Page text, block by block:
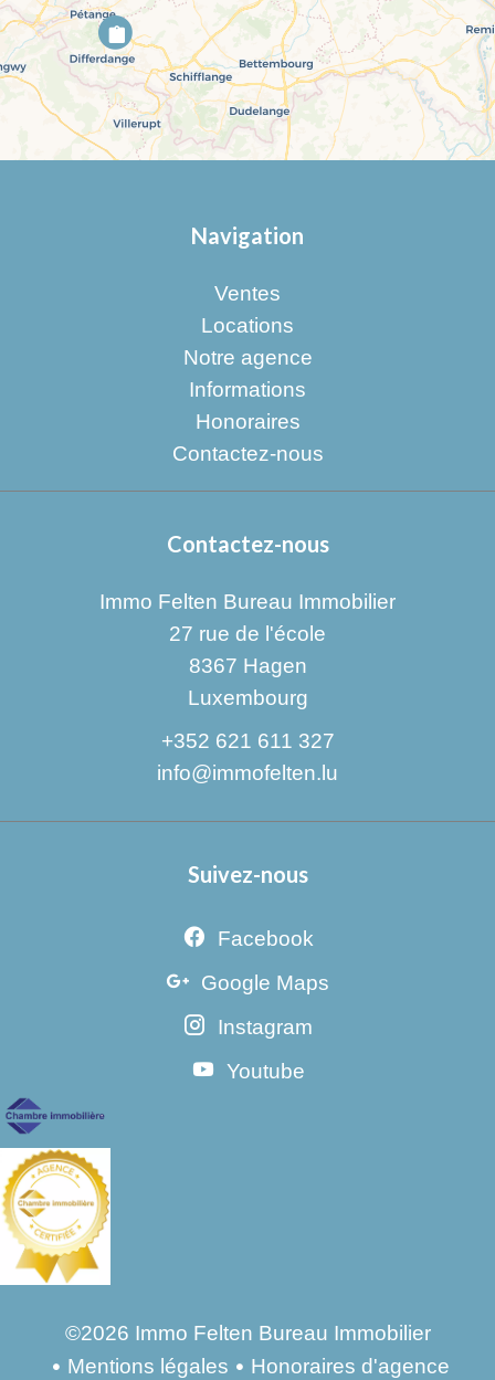
Navigation
Ventes
Locations
Notre agence
Informations
Honoraires
Contactez-nous
Contactez-nous
Immo Felten Bureau Immobilier
27 rue de l'école
8367 Hagen
Luxembourg
+352 621 611 327
info@immofelten.lu
Suivez-nous
Facebook
Google Maps
Instagram
Youtube
©2026 Immo Felten Bureau Immobilier
Mentions légales
Honoraires d'agence